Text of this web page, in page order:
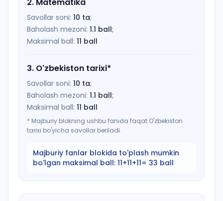
Savollar soni: 10 ta;
Baholash mezoni: 1.1 ball;
Maksimal ball: 11 ball
3. O'zbekiston tarixi*
Savollar soni: 10 ta;
Baholash mezoni: 1.1 ball;
Maksimal ball: 11 ball
* Majburiy blokning ushbu fanida faqat O'zbekiston
tarixi bo'yicha savollar beriladi.
Majburiy fanlar blokida to'plash mumkin
bo'lgan maksimal ball: 11+11+11= 33 ball